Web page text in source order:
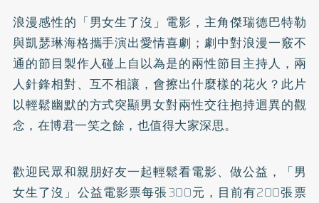
浪漫感性的「男女生了沒」電影，主角傑瑞德巴特勒
與凱瑟琳海格攜手演出愛情喜劇；劇中對浪漫一竅不
通的節目製作人碰上自以為是的兩性節目主持人，兩
人針鋒相對、互不相讓，會擦出什麼樣的花火？此片
以輕鬆幽默的方式突顯男女對兩性交往抱持迴異的觀
念，在博君一笑之餘，也值得大家深思。
歡迎民眾和親朋好友一起輕鬆看電影、做公益，「男
女生了沒」公益電影票每張300元，目前有200張票